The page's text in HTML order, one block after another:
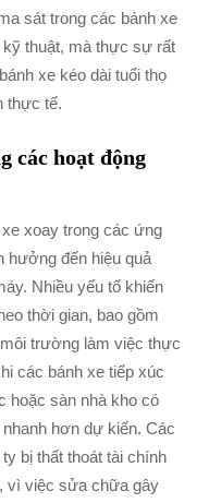
sát trong các bánh xe
thuật, mà thực sự rất
xe kéo dài tuổi thọ
thực tế.
các hoạt động
xoay trong các ứng
hưởng đến hiệu quả
Nhiều yếu tố khiến
thời gian, bao gồm
trường làm việc thực
các bánh xe tiếp xúc
hoặc sàn nhà kho có
hơn dự kiến. Các
bị thất thoát tài chính
vì việc sửa chữa gây